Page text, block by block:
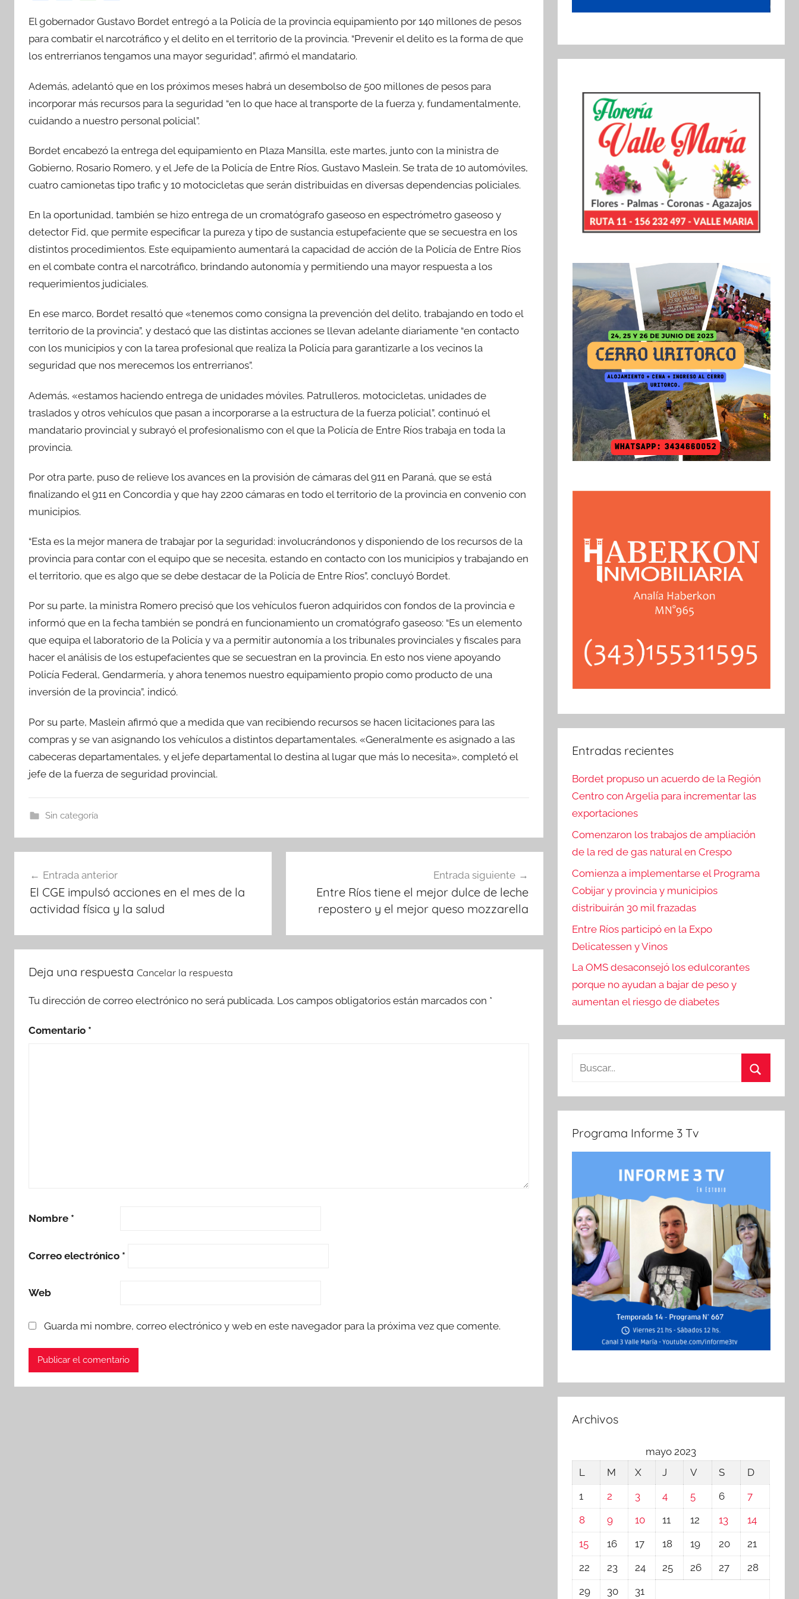
c
e
b
o
o
k
itt
er
at
s
A
p
p
m
p
ar
tir
El gobernador Gustavo Bordet entregó a la Policía de la provincia equipamiento por 140 millones de pesos
para combatir el narcotráfico y el delito en el territorio de la provincia. “Prevenir el delito es la forma de que
los entrerrianos tengamos una mayor seguridad”, afirmó el mandatario.
Además, adelantó que en los próximos meses habrá un desembolso de 500 millones de pesos para
incorporar más recursos para la seguridad “en lo que hace al transporte de la fuerza y, fundamentalmente,
cuidando a nuestro personal policial”.
Bordet encabezó la entrega del equipamiento en Plaza Mansilla, este martes, junto con la ministra de
Gobierno, Rosario Romero, y el Jefe de la Policía de Entre Ríos, Gustavo Maslein. Se trata de 10 automóviles,
cuatro camionetas tipo trafic y 10 motocicletas que serán distribuidas en diversas dependencias policiales.
En la oportunidad, también se hizo entrega de un cromatógrafo gaseoso en espectrómetro gaseoso y
detector Fid, que permite especificar la pureza y tipo de sustancia estupefaciente que se secuestra en los
distintos procedimientos. Este equipamiento aumentará la capacidad de acción de la Policía de Entre Ríos
en el combate contra el narcotráfico, brindando autonomía y permitiendo una mayor respuesta a los
requerimientos judiciales.
En ese marco, Bordet resaltó que «tenemos como consigna la prevención del delito, trabajando en todo el
territorio de la provincia”, y destacó que las distintas acciones se llevan adelante diariamente “en contacto
con los municipios y con la tarea profesional que realiza la Policía para garantizarle a los vecinos la
seguridad que nos merecemos los entrerrianos”.
Además, «estamos haciendo entrega de unidades móviles. Patrulleros, motocicletas, unidades de
traslados y otros vehículos que pasan a incorporarse a la estructura de la fuerza policial”, continuó el
mandatario provincial y subrayó el profesionalismo con el que la Policía de Entre Ríos trabaja en toda la
provincia.
Por otra parte, puso de relieve los avances en la provisión de cámaras del 911 en Paraná, que se está
finalizando el 911 en Concordia y que hay 2200 cámaras en todo el territorio de la provincia en convenio con
municipios.
“Esta es la mejor manera de trabajar por la seguridad: involucrándonos y disponiendo de los recursos de la
provincia para contar con el equipo que se necesita, estando en contacto con los municipios y trabajando en
el territorio, que es algo que se debe destacar de la Policía de Entre Ríos”, concluyó Bordet.
Por su parte, la ministra Romero precisó que los vehículos fueron adquiridos con fondos de la provincia e
informó que en la fecha también se pondrá en funcionamiento un cromatógrafo gaseoso: “Es un elemento
que equipa el laboratorio de la Policía y va a permitir autonomía a los tribunales provinciales y fiscales para
hacer el análisis de los estupefacientes que se secuestran en la provincia. En esto nos viene apoyando
Policía Federal, Gendarmería, y ahora tenemos nuestro equipamiento propio como producto de una
inversión de la provincia”, indicó.
Por su parte, Maslein afirmó que a medida que van recibiendo recursos se hacen licitaciones para las
compras y se van asignando los vehículos a distintos departamentales. «Generalmente es asignado a las
cabeceras departamentales, y el jefe departamental lo destina al lugar que más lo necesita», completó el
jefe de la fuerza de seguridad provincial.
Sin categoría
de
entradas
Entrada anterior
El CGE impulsó acciones en el mes de la
actividad física y la salud
Entrada siguiente
Entre Ríos tiene el mejor dulce de leche
repostero y el mejor queso mozzarella
Deja una respuesta Cancelar la respuesta
Tu dirección de correo electrónico no será publicada. Los campos obligatorios están marcados con *
Comentario *
Nombre *
Correo electrónico *
Web
Guarda mi nombre, correo electrónico y web en este navegador para la próxima vez que comente.
Entradas recientes
Bordet propuso un acuerdo de la Región
Centro con Argelia para incrementar las
exportaciones
Comenzaron los trabajos de ampliación
de la red de gas natural en Crespo
Comienza a implementarse el Programa
Cobijar y provincia y municipios
distribuirán 30 mil frazadas
Entre Ríos participó en la Expo
Delicatessen y Vinos
La OMS desaconsejó los edulcorantes
porque no ayudan a bajar de peso y
aumentan el riesgo de diabetes
Buscar:
Programa Informe 3 Tv
Archivos
mayo 2023
L
M X J V S
D
1
2 3 4 5 6
7
8
9 10 11 12 13
14
15
16 17 18 19 20
21
22
23 24 25 26 27
28
29
30 31